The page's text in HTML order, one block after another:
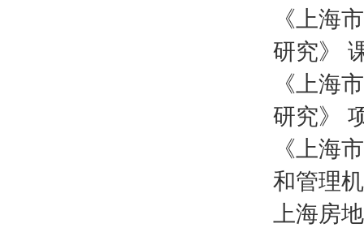
《上海
研究》
《上海
研究》
《上海
和管理
上海房